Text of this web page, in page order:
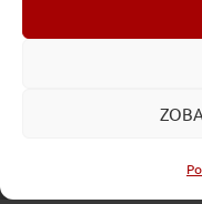
2017-2026 ©